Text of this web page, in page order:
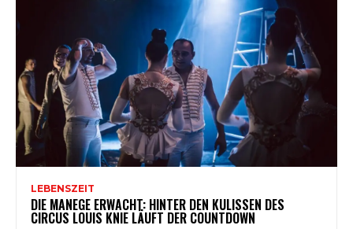
LEBENSZEIT
DIE MANEGE ERWACHT: HINTER DEN KULISSEN DES
CIRCUS LOUIS KNIE LÄUFT DER COUNTDOWN